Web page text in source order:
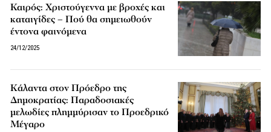
Καιρός: Χριστούγεννα με βροχές και
καταιγίδες – Πού θα σημειωθούν
έντονα φαινόμενα
24/12/2025
Κάλαντα στον Πρόεδρο της
Δημοκρατίας: Παραδοσιακές
μελωδίες πλημμύρισαν το Προεδρικό
Μέγαρο